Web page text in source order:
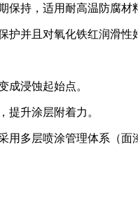
保持，适用耐高温防腐材
护并且对氧化铁红润滑性
成浸蚀起始点。
提升涂层附着力。
用多层喷涂管理体系（